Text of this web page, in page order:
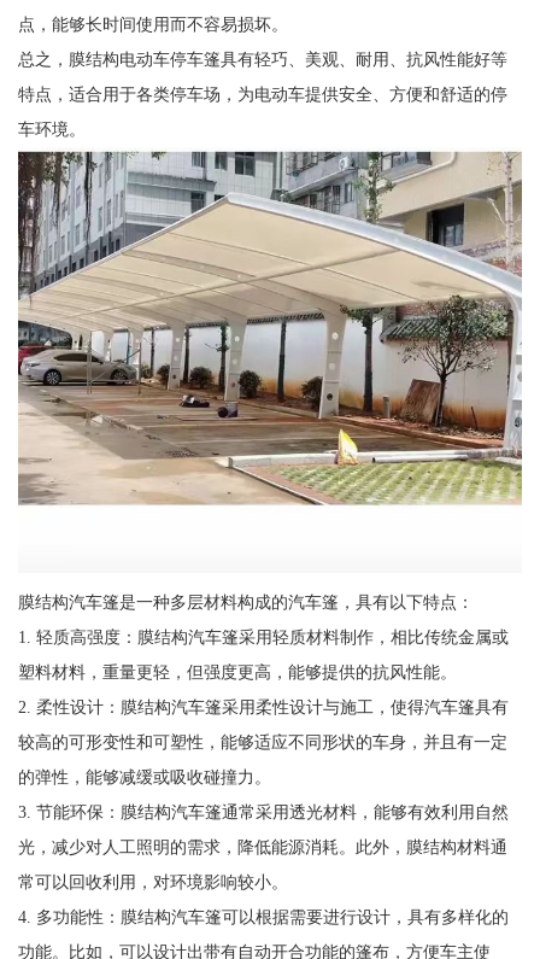
点，能够长时间使用而不容易损坏。
总之，膜结构电动车停车篷具有轻巧、美观、耐用、抗风性能好等
特点，适合用于各类停车场，为电动车提供安全、方便和舒适的停
车环境。
膜结构汽车篷是一种多层材料构成的汽车篷，具有以下特点：
1. 轻质高强度：膜结构汽车篷采用轻质材料制作，相比传统金属或
塑料材料，重量更轻，但强度更高，能够提供的抗风性能。
2. 柔性设计：膜结构汽车篷采用柔性设计与施工，使得汽车篷具有
较高的可形变性和可塑性，能够适应不同形状的车身，并且有一定
的弹性，能够减缓或吸收碰撞力。
3. 节能环保：膜结构汽车篷通常采用透光材料，能够有效利用自然
光，减少对人工照明的需求，降低能源消耗。此外，膜结构材料通
常可以回收利用，对环境影响较小。
4. 多功能性：膜结构汽车篷可以根据需要进行设计，具有多样化的
功能。比如，可以设计出带有自动开合功能的篷布，方便车主使